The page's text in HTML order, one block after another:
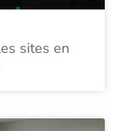
sites en